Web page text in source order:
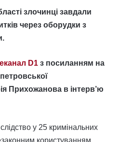
злочинці завдали
через оборудки з
D1 з посиланням на
Прихожанова в інтерв’ю
у 25 кримінальних
користуванням